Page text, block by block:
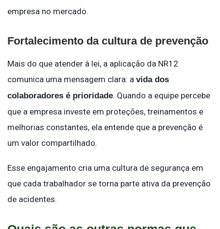
empresa no mercado.
Fortalecimento da cultura de prevenção
Mais do que atender à lei, a aplicação da NR12
comunica uma mensagem clara: a vida dos
colaboradores é prioridade. Quando a equipe percebe
que a empresa investe em proteções, treinamentos e
melhorias constantes, ela entende que a prevenção é
um valor compartilhado.
Esse engajamento cria uma cultura de segurança em
que cada trabalhador se torna parte ativa da prevenção
de acidentes.